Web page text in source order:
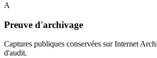
A
Preuve d'archivage
Captures publiques conservées sur Internet
d'audit.